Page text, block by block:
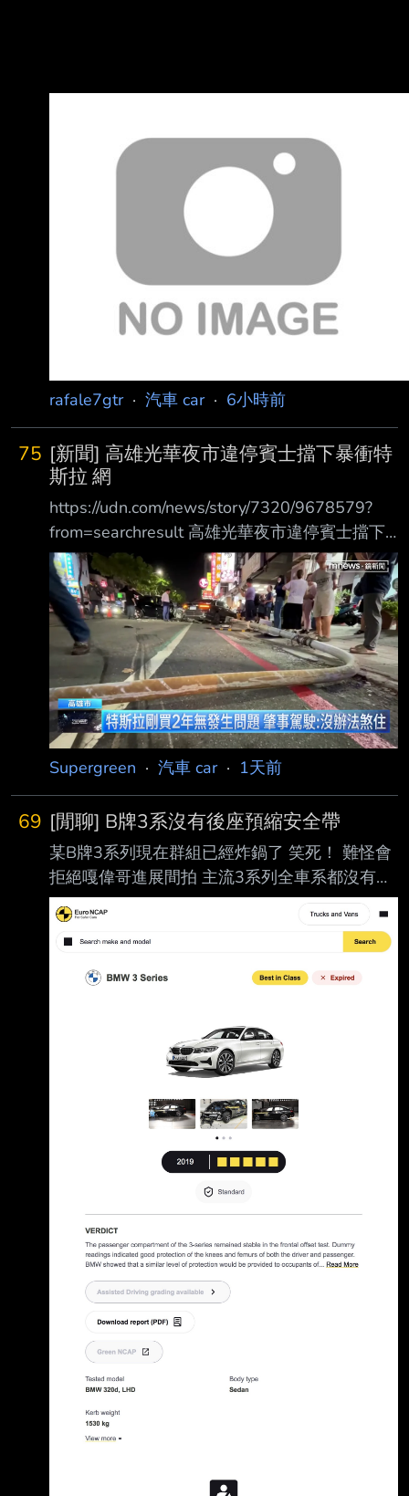
rafale7gtr· 汽車 car· 6小時前
75 [新聞] 高雄光華夜市違停賓士擋下暴衝特
斯拉 網
https://udn.com/news/story/7320/9678579?
from=searchresult 高雄光華夜市違停賓士擋下
暴衝特斯拉 網讚救很多人…車主曝光是他 2026-
08-08 09:43 聯合報／ 記者石秀華／高雄即時
報導 高雄市郭姓男子昨晚7時許駕特斯拉在高雄
市光華夜市附近，疑機械故障暴衝，連環撞路
邊變電箱，再衝撞13輛汽機車和單車，釀3傷及
600戶停電；其中一輛違停賓士擋住暴衝特 斯
拉，網讚「救了很多人」，據了解，該名車主是
嘉義市著名甜甜圈老闆，事後霸氣回「 車可再
買，人沒
Supergreen · 汽車 car· 1天前
69 [閒聊] B牌3系沒有後座預縮安全帶
某B牌3系列現在群組已經炸鍋了 笑死！ 難怪會
拒絕嘎偉哥進展間拍 主流3系列全車系都沒有後
座預縮安全帶 上禮拜喊的價天響的199萬旅行車
一樣沒有 這下尷尬了.. 還好銷量不高。不會被抓
去撞測 先吹一波操控 --